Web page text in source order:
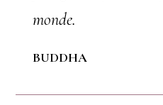
monde.
BUDDHA